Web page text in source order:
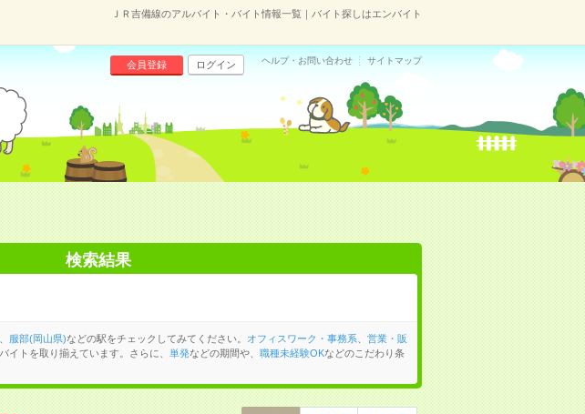
ＪＲ吉備線のアルバイト・バイト情報一覧｜バイト探しはエンバイト
会員登録 ログイン ヘルプ・お問い合わせ サイトマップ
検索結果
服部(岡山県)などの駅をチェックしてみてください。 オフィスワーク・事務系
営業・販
イトを取り揃えています。さらに、 単発などの期間や、 職種未経験OKなどのこだわり条